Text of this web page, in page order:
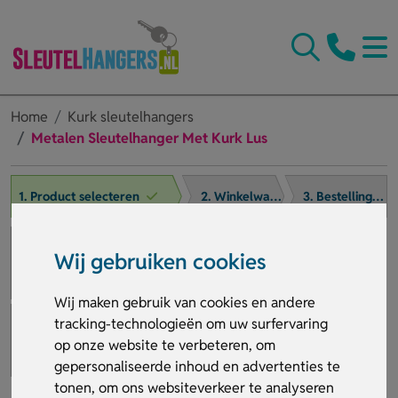
Wij gebruiken cookies
Wij maken gebruik van cookies en andere
tracking-technologieën om uw surfervaring
op onze website te verbeteren, om
gepersonaliseerde inhoud en advertenties te
tonen, om ons websiteverkeer te analyseren
Home
Kurk sleutelhangers
Metalen Sleutelhanger Met Kurk Lus
1. Product selecteren 2. Winkelwagen 3. Bestelling afronden